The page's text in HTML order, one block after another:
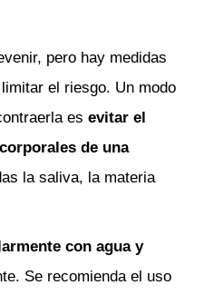
pero hay medidas
el riesgo. Un modo
es evitar el
de una
la saliva, la materia
con agua y
Se recomienda el uso